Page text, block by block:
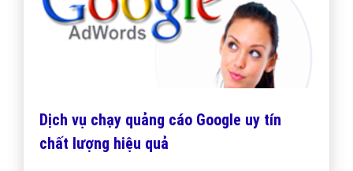
Dịch vụ chạy quảng cáo Google uy tín
chất lượng hiệu quả